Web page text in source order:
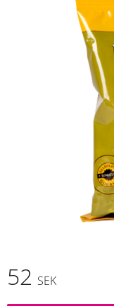
52 SEK